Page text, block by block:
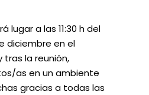
lugar a las 11:30 h del
diciembre en el
tras la reunión,
as en un ambiente
gracias a todas las